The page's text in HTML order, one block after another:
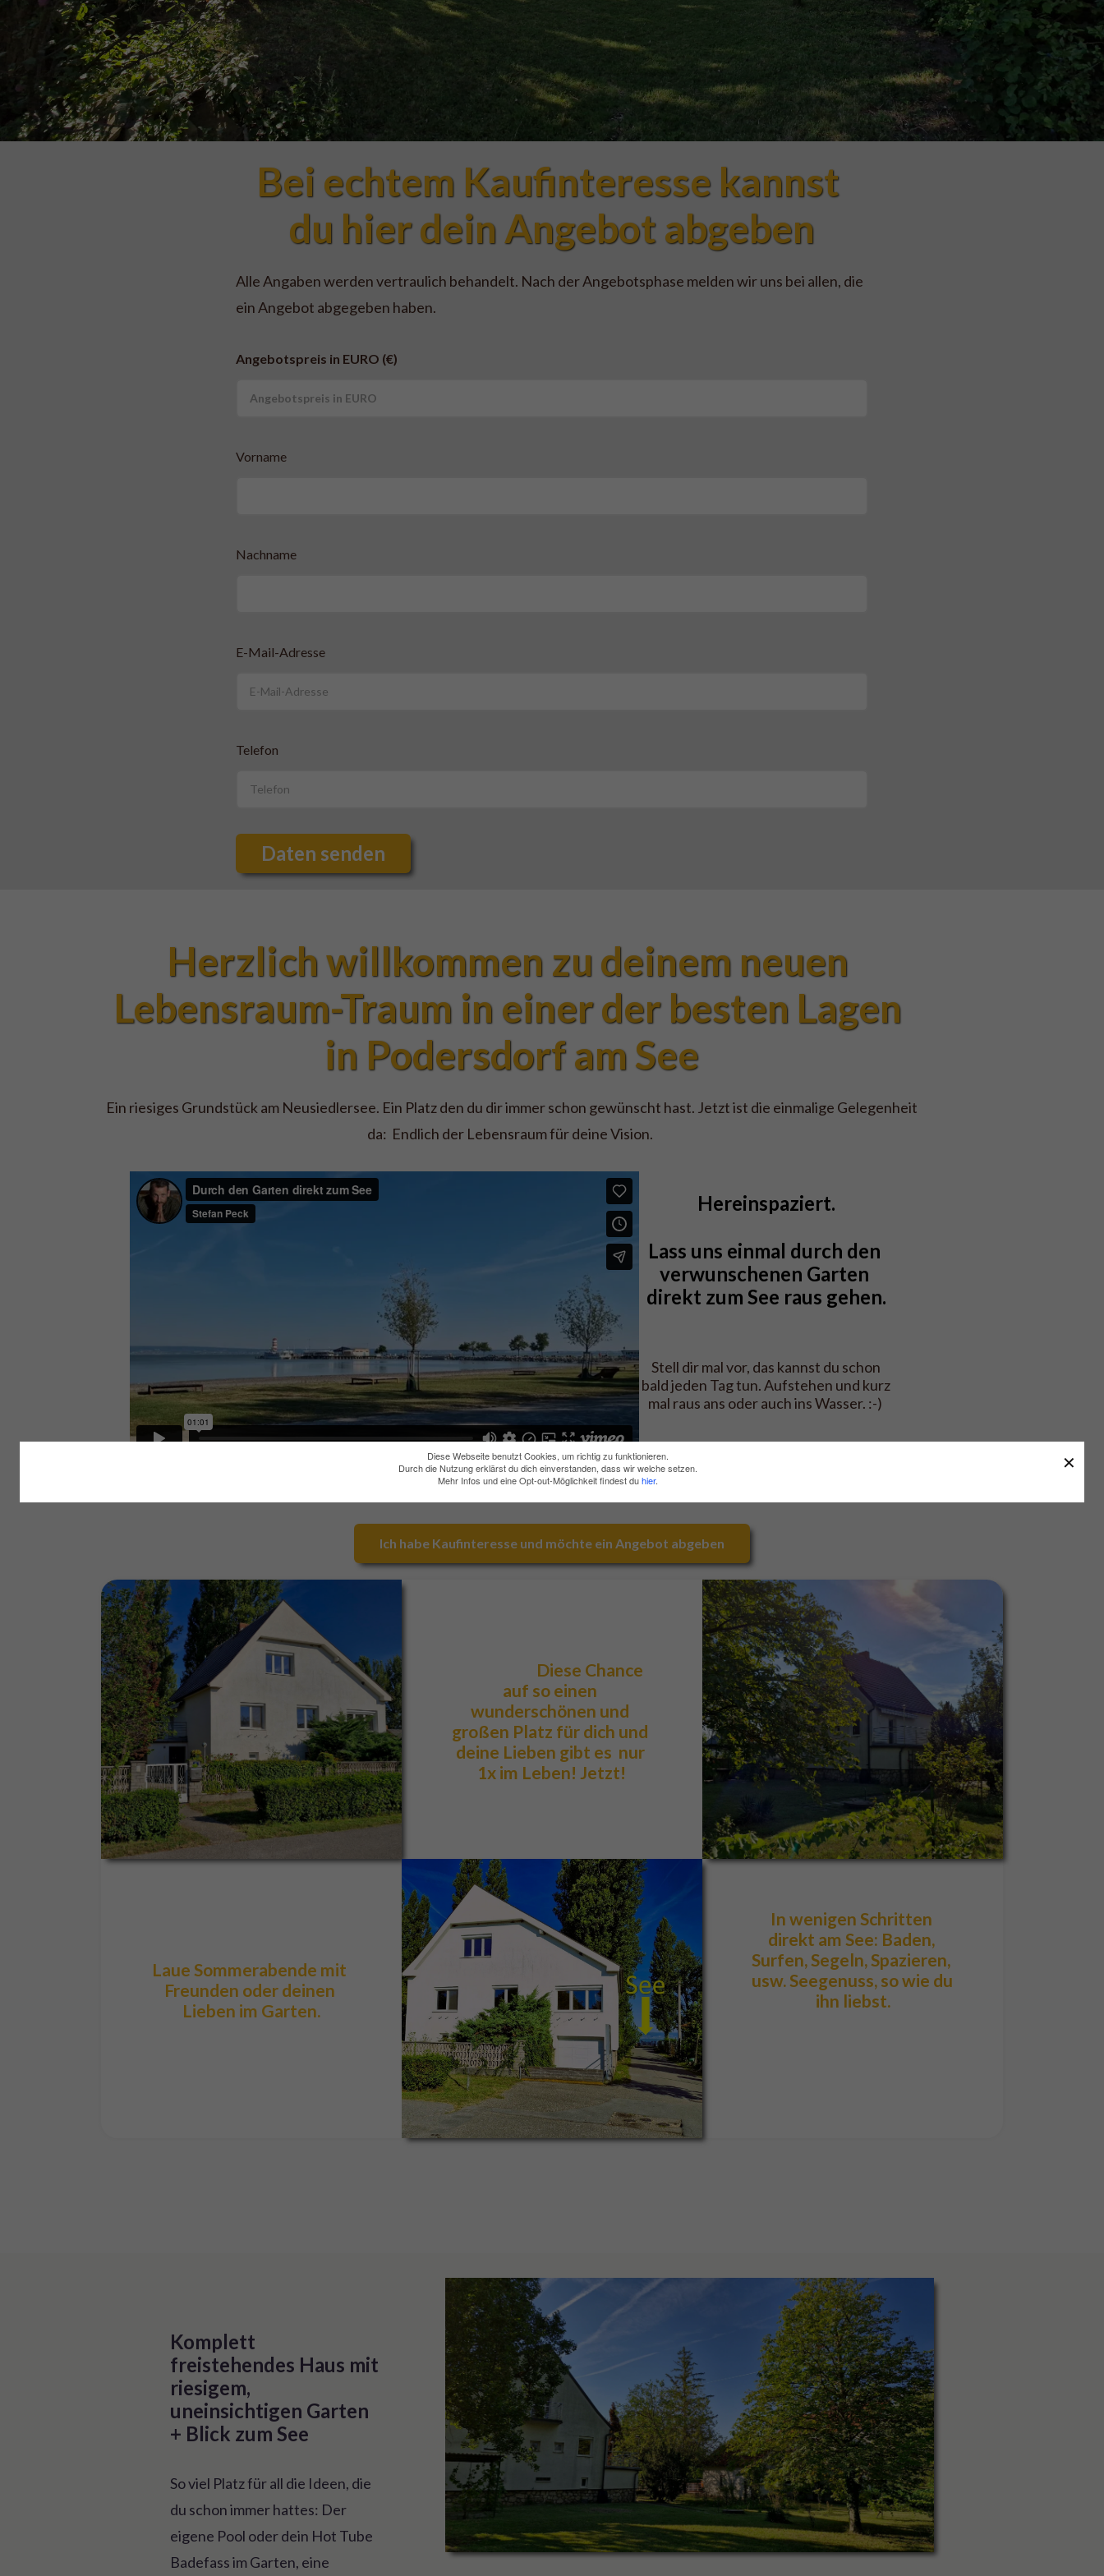
Bei echtem Kaufinteresse kannst
du hier dein Angebot abgeben
Alle Angaben werden vertraulich behandelt. Nach der Angebotsphase melden wir uns bei allen, die
ein Angebot abgegeben haben.
Angebotspreis in EURO (€)
Vorname
Nachname
E-Mail-Adresse
Telefon
Daten senden
Herzlich willkommen zu deinem neuen
Lebensraum-Traum in einer der besten Lagen
in Podersdorf am See
Ein riesiges Grundstück am Neusiedlersee. Ein Platz den du dir immer schon gewünscht hast. Jetzt ist die einmalige Gelegenheit
da: Endlich der Lebensraum für deine Vision.
Hereinspaziert.
Lass uns einmal durch den
verwunschenen Garten
direkt zum See raus gehen.
Stell dir mal vor, das kannst du schon
bald jeden Tag tun. Aufstehen und kurz
mal raus ans oder auch ins Wasser. :-)
Ich habe Kaufinteresse und möchte ein Angebot abgeben
auf so einen
wunderschönen und
großen Platz für dich und
deine Lieben gibt es  nur
1x im Leben! Jetzt!
Laue Sommerabende mit
Freunden oder deinen
Lieben im Garten.
In wenigen Schritten
direkt am See: Baden,
Surfen, Segeln, Spazieren,
usw. Seegenuss, so wie du
ihn liebst.
Komplett
freistehendes Haus mit
riesigem,
uneinsichtigen Garten
+ Blick zum See
So viel Platz für all die Ideen, die
du schon immer hattes: Der
eigene Pool oder dein Hot Tube
Badefass im Garten, eine
✕
Diese Webseite benutzt Cookies, um richtig zu funktionieren.
Durch die Nutzung erklärst du dich einverstanden, dass wir welche setzen.
Mehr Infos und eine Opt-out-Möglichkeit findest duhier.